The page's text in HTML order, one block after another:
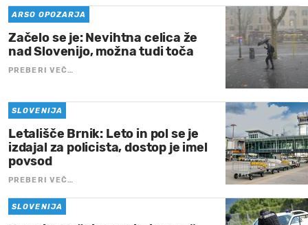
ARSO OPOZARJA
Začelo se je: Nevihtna celica že
nad Slovenijo, možna tudi toča
PREBERI VEČ…
SLOVENIJA
Letališče Brnik: Leto in pol se je
izdajal za policista, dostop je imel
povsod
PREBERI VEČ…
SLOVENIJA